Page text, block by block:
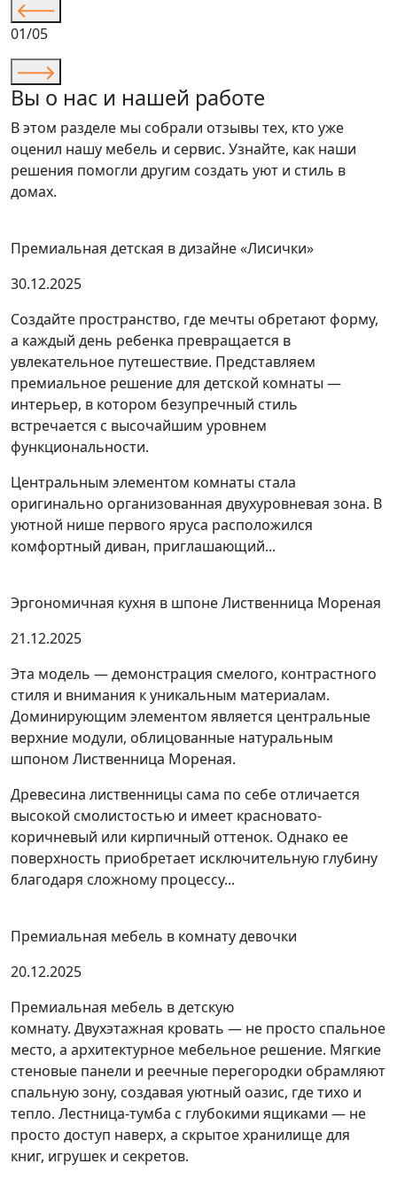
01/05
Вы о нас и нашей работе
В этом разделе мы собрали отзывы тех, кто уже
оценил нашу мебель и сервис. Узнайте, как наши
решения помогли другим создать уют и стиль в
домах.
Премиальная детская в дизайне «Лисички»
30.12.2025
Создайте пространство, где мечты обретают форму,
а каждый день ребенка превращается в
увлекательное путешествие. Представляем
премиальное решение для детской комнаты —
интерьер, в котором безупречный стиль
встречается с высочайшим уровнем
функциональности.
Центральным элементом комнаты стала
оригинально организованная двухуровневая зона. В
уютной нише первого яруса расположился
комфортный диван, приглашающий...
Эргономичная кухня в шпоне Лиственница Мореная
21.12.2025
Эта модель — демонстрация смелого, контрастного
стиля и внимания к уникальным материалам.
Доминирующим элементом является центральные
верхние модули, облицованные натуральным
шпоном Лиственница Мореная.
Древесина лиственницы сама по себе отличается
высокой смолистостью и имеет красновато-
коричневый или кирпичный оттенок. Однако ее
поверхность приобретает исключительную глубину
благодаря сложному процессу...
Премиальная мебель в комнату девочки
20.12.2025
Премиальная мебель в детскую
комнату. Двухэтажная кровать — не просто спальное
место, а архитектурное мебельное решение. Мягкие
стеновые панели и реечные перегородки обрамляют
спальную зону, создавая уютный оазис, где тихо и
тепло. Лестница-тумба с глубокими ящиками — не
просто доступ наверх, а скрытое хранилище для
книг, игрушек и секретов.